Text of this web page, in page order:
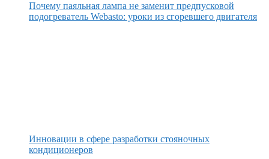
Почему паяльная лампа не заменит предпусковой
подогреватель Webasto: уроки из сгоревшего двигателя
Инновации в сфере разработки стояночных
кондиционеров